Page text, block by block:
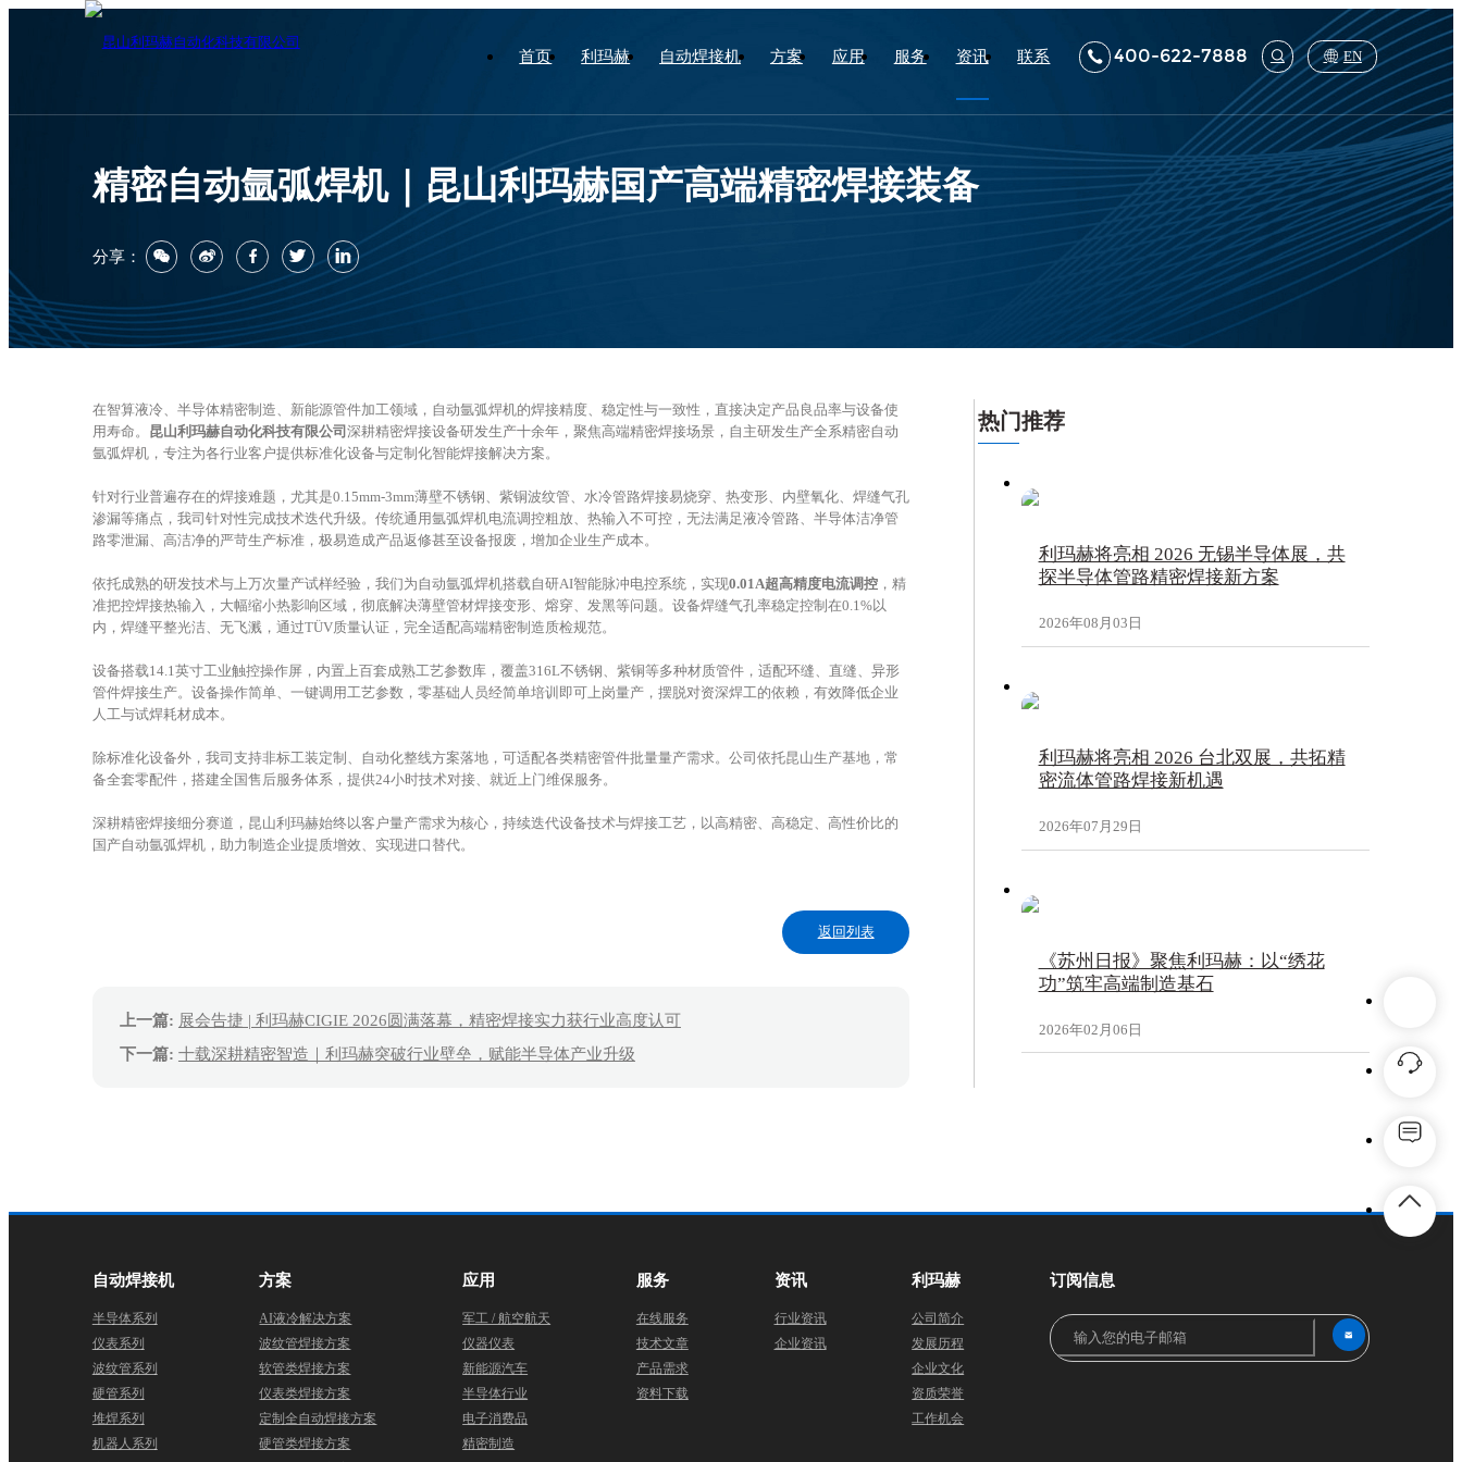
首页 利玛赫 自动焊接机 方案 应用 服务 资讯 联系 400-622-7888 EN
精密自动氩弧焊机｜昆山利玛赫国产高端精密焊接装备
分享：
在智算液冷、半导体精密制造、新能源管件加工领域，自动氩弧焊机的焊接精度、稳定性与一致性，直接决定产品良品率与设备使
用寿命。 昆山利玛赫自动化科技有限公司深耕精密焊接设备研发生产十余年，聚焦高端精密焊接场景，自主研发生产全系精密自动
氩弧焊机，专注为各行业客户提供标准化设备与定制化智能焊接解决方案。
针对行业普遍存在的焊接难题，尤其是0.15mm-3mm薄壁不锈钢、紫铜波纹管、水冷管路焊接易烧穿、热变形、内壁氧化、焊缝气孔
渗漏等痛点，我司针对性完成技术迭代升级。传统通用氩弧焊机电流调控粗放、热输入不可控，无法满足液冷管路、半导体洁净管
路零泄漏、高洁净的严苛生产标准，极易造成产品返修甚至设备报废，增加企业生产成本。
依托成熟的研发技术与上万次量产试样经验，我们为自动氩弧焊机搭载自研AI智能脉冲电控系统，实现0.01A超高精度电流调控，精
准把控焊接热输入，大幅缩小热影响区域，彻底解决薄壁管材焊接变形、熔穿、发黑等问题。设备焊缝气孔率稳定控制在0.1%以
内，焊缝平整光洁、无飞溅，通过TÜV质量认证，完全适配高端精密制造质检规范。
设备搭载14.1英寸工业触控操作屏，内置上百套成熟工艺参数库，覆盖316L不锈钢、紫铜等多种材质管件，适配环缝、直缝、异形
管件焊接生产。设备操作简单、一键调用工艺参数，零基础人员经简单培训即可上岗量产，摆脱对资深焊工的依赖，有效降低企业
人工与试焊耗材成本。
除标准化设备外，我司支持非标工装定制、自动化整线方案落地，可适配各类精密管件批量量产需求。公司依托昆山生产基地，常
备全套零配件，搭建全国售后服务体系，提供24小时技术对接、就近上门维保服务。
深耕精密焊接细分赛道，昆山利玛赫始终以客户量产需求为核心，持续迭代设备技术与焊接工艺，以高精密、高稳定、高性价比的
国产自动氩弧焊机，助力制造企业提质增效、实现进口替代。
返回列表
上一篇: 展会告捷 | 利玛赫CIGIE 2026圆满落幕，精密焊接实力获行业高度认可
下一篇: 十载深耕精密智造｜利玛赫突破行业壁垒，赋能半导体产业升级
热门推荐
利玛赫将亮相 2026 无锡半导体展，共
探半导体管路精密焊接新方案
2026年08月03日
利玛赫将亮相 2026 台北双展，共拓精
密流体管路焊接新机遇
2026年07月29日
《苏州日报》聚焦利玛赫：以“绣花
功”筑牢高端制造基石
2026年02月06日
自动焊接机
半导体系列
仪表系列
波纹管系列
硬管系列
堆焊系列
机器人系列
方案
AI液冷解决方案
波纹管焊接方案
软管类焊接方案
仪表类焊接方案
定制全自动焊接方案
硬管类焊接方案
应用
军工 / 航空航天
仪器仪表
新能源汽车
半导体行业
电子消费品
精密制造
服务
在线服务
技术文章
产品需求
资料下载
资讯
行业资讯
企业资讯
利玛赫
公司简介
发展历程
企业文化
资质荣誉
工作机会
订阅信息